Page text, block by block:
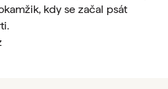
kdy se začal psát